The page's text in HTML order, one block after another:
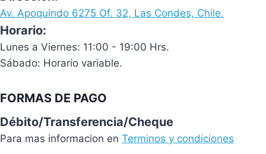
Av. Apoquindo 6275 Of. 32, Las Condes, Chile.
Horario:
Lunes a Viernes: 11:00 - 19:00 Hrs.
Sábado: Horario variable.
FORMAS DE PAGO
Débito/Transferencia/Cheque
Para mas informacion en Terminos y condiciones